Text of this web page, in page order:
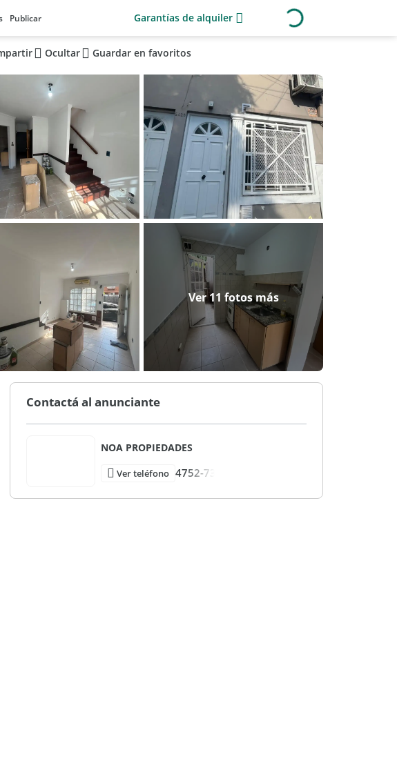
Publicar Garantías de alquiler
Ocultar Guardar en favoritos
Ver 11 fotos más
Contactá al anunciante
NOA PROPIEDADES
Ver teléfono 4752-73